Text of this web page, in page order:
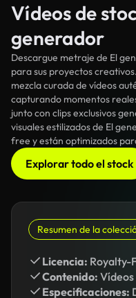
Vídeos de
generador
Descargue metraje de El
para sus proyectos
mezcla curada de vídeos
capturando momentos
junto con clips exclusivos
visuales estilizados de El
free y están optimizados
Explorar todo el stock
Resumen de la
Licencia: Royalty-
Contenido:
Especificaciones: